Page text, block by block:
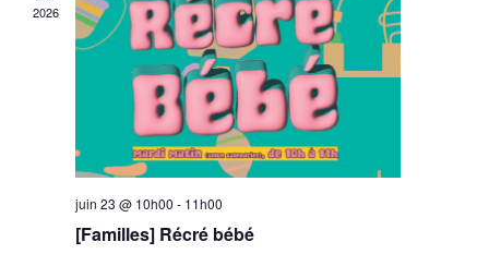
vues
2026
juin 23 @ 10h00 - 11h00
[Familles] Récré bébé